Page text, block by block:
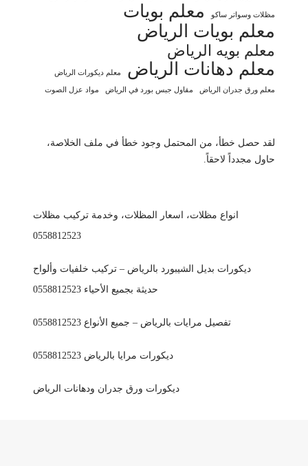
مظلات وسواتر ساكو
معلم بويات
معلم بويات الرياض
معلم بويه الرياض
معلم دهانات الرياض معلم ديكورات الرياض
معلم ورق جدران الرياض مقاول جبس بورد في الرياض مواد عزل الصوت
لقد حصل خطأ، من المحتمل وجود خطأ في ملف الخلاصة،
حاول مجدداً لاحقاً.
انواع مظلات، اسعار المظلات، وخدمة تركيب مظلات
0558812523
ديكورات بديل الشيبورد بالرياض – تركيب خلفيات وألواح
حديثة بجميع الأحياء 0558812523
تفصيل مرايات بالرياض – جميع الأنواع 0558812523
ديكورات مرايا بالرياض 0558812523
ديكورات ورق جدران ودهانات الرياض